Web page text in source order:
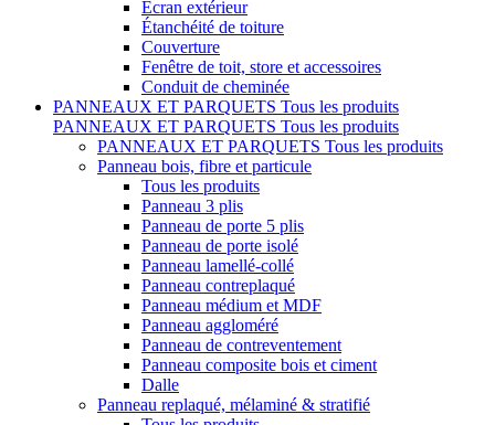
Écran extérieur
Étanchéité de toiture
Couverture
Fenêtre de toit, store et accessoires
Conduit de cheminée
PANNEAUX ET PARQUETS Tous les produits
PANNEAUX ET PARQUETS Tous les produits
PANNEAUX ET PARQUETS Tous les produits
Panneau bois, fibre et particule
Tous les produits
Panneau 3 plis
Panneau de porte 5 plis
Panneau de porte isolé
Panneau lamellé-collé
Panneau contreplaqué
Panneau médium et MDF
Panneau aggloméré
Panneau de contreventement
Panneau composite bois et ciment
Dalle
Panneau replaqué, mélaminé & stratifié